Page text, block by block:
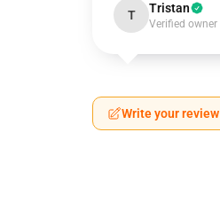
T Tristan
Verified owner
Write your review